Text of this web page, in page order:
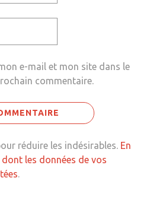
e-mail et mon site dans le
commentaire.
réduire les indésirables. En
les données de vos
.